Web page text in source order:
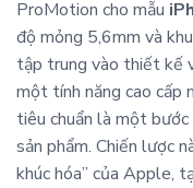
ProMotion cho mẫu
độ mỏng 5,6mm và
tập trung vào thiết kế
một tính năng cao cấp
tiêu chuẩn là một
sản phẩm. Chiến lược
khúc hóa” của Apple,